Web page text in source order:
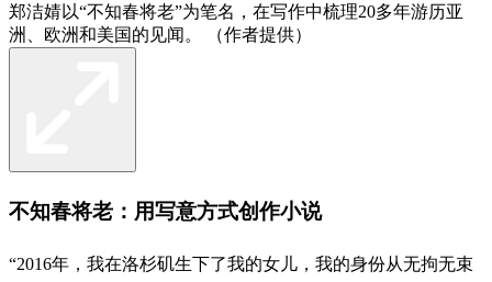
郑洁婧以“不知春将老”为笔名，在写作中梳理20多年游历亚
洲、欧洲和美国的见闻。 （作者提供）
不知春将老：用写意方式创作小说
“2016年，我在洛杉矶生下了我的女儿，我的身份从无拘无束